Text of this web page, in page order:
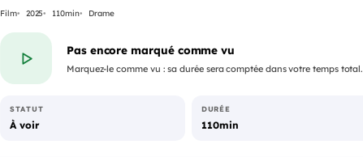
Film 2025 110min Drame
Pas encore marqué comme vu
Marquez-le comme vu : sa durée sera comptée dans votre temps total.
STATUT
À voir
DURÉE
110min